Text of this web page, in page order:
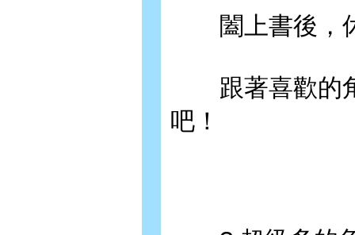
闔上書後，
跟著喜歡的角
吧！